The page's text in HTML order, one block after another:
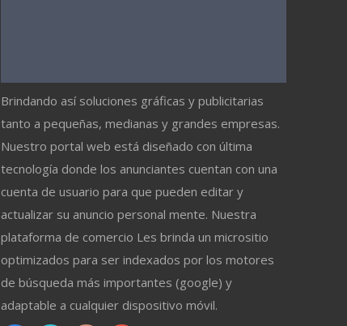
Brindando así soluciones gráficas y publicitarias
tanto a pequeñas, medianas y grandes empresas.
Nuestro portal web está diseñado con última
tecnología donde los anunciantes cuentan con una
cuenta de usuario para que pueden editar y
actualizar su anuncio personal mente. Nuestra
plataforma de comercio Les brinda un micrositio
optimizados para ser indexados por los motores
de búsqueda más importantes (google) y
adaptable a cualquier dispositivo móvil.